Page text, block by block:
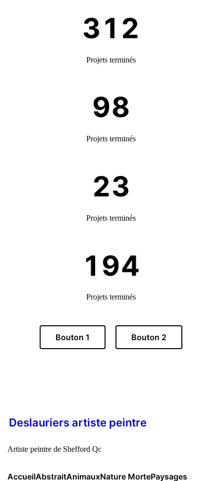
Projets terminés
Projets terminés
Projets terminés
Projets terminés
Bouton 1 Bouton 2
Deslauriers artiste peintre
Artiste peintre de Shefford Qc
AccueilAbstraitAnimauxNature MortePaysages